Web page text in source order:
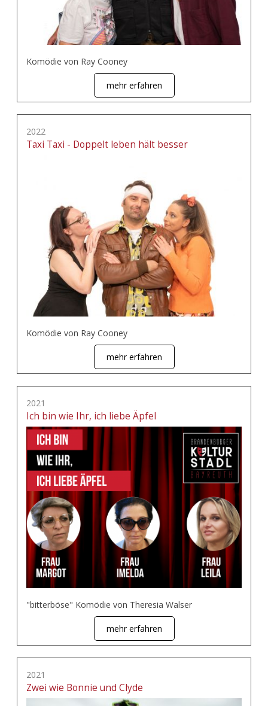
Komödie von Ray Cooney
mehr erfahren
2022
Taxi Taxi - Doppelt leben hält besser
Komödie von Ray Cooney
mehr erfahren
2021
Ich bin wie Ihr, ich liebe Äpfel
"bitterböse" Komödie von Theresia Walser
mehr erfahren
2021
Zwei wie Bonnie und Clyde